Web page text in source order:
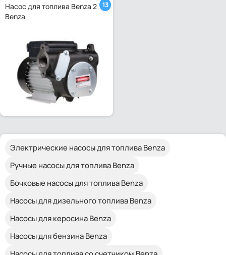
Насос для топлива Benza 21
Benza
13
Электрические насосы для топлива Benza
Ручные насосы для топлива Benza
Бочковые насосы для топлива Benza
Насосы для дизельного топлива Benza
Насосы для керосина Benza
Насосы для бензина Benza